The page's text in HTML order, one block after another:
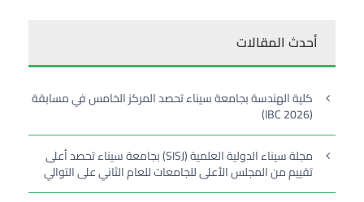
أحدث المقالات
كلية الهندسة بجامعة سيناء تحصد المركز الخامس في مسابقة
(IBC 2026)
مجلة سيناء الدولية العلمية (SISJ) بجامعة سيناء تحصد أعلى
تقييم من المجلس الأعلى للجامعات للعام الثاني على التوالي